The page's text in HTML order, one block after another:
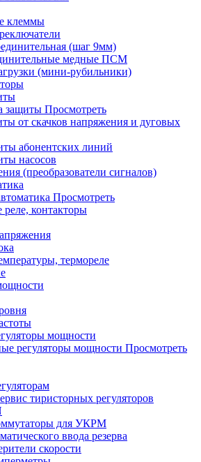
клеммы
(шаг 9мм)
медные ПСМ
(мини-рубильники)
защиты Просмотреть
от скачков напряжения и дуговых
абонентских линий
насосов
(преобразователи сигналов)
Просмотреть
контакторы
термореле
мощности
регуляторы мощности Просмотреть
тиристорных регуляторов
для УКРМ
ввода резерва
скорости